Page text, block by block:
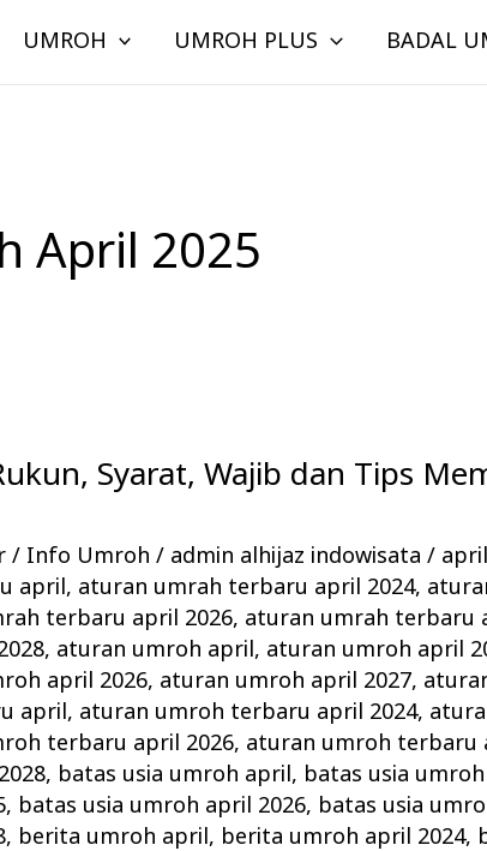
UMROH UMROH PLUS BADAL
April 2025
Syarat, Wajib dan Tips
/ Info Umroh / admin alhijaz indowisata/
april, aturan umrah terbaru april 2024,
terbaru april 2026, aturan umrah terbaru
, aturan umroh april, aturan umroh april
april 2026, aturan umroh april 2027,
april, aturan umroh terbaru april 2024,
terbaru april 2026, aturan umroh terbaru
, batas usia umroh april, batas usia
, batas usia umroh april 2026, batas usia
, berita umroh april, berita umroh april 2024,